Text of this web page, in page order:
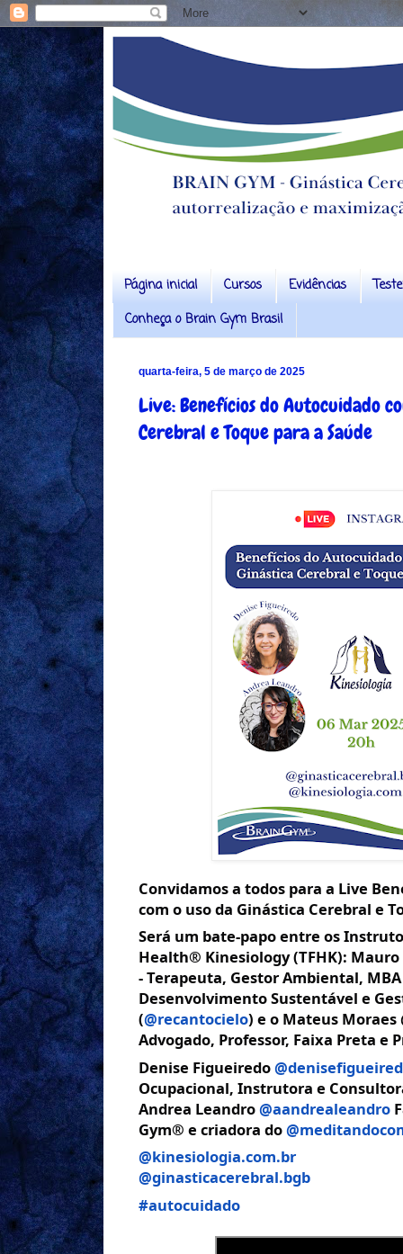
Página inicial Cursos Evidências
Conheça o Brain Gym Brasil
quarta-feira, 5 de março de 2025
Live: Benefícios do Autocuidado
Cerebral e Toque para a Saúde
Convidamos a todos para a Live
com o uso da Ginástica Cerebral e
Será um bate-papo entre os
Health® Kinesiology (TFHK):
- Terapeuta, Gestor Ambiental,
Desenvolvimento Sustentável e
(@recantocielo) e o Mateus
Advogado, Professor, Faixa Preta e
Denise Figueiredo
Ocupacional, Instrutora e
Andrea Leandro@aandrealeandro
Gym® e criadora do
@kinesiologia.com.br
@ginasticacerebral.bgb
#autocuidado